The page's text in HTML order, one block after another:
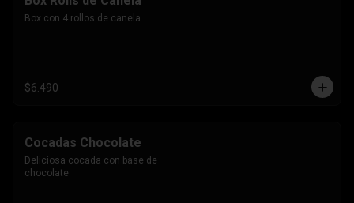
Box con 4 rollos de canela
$6.490
Cocadas Chocolate
Deliciosa cocada con base de
chocolate